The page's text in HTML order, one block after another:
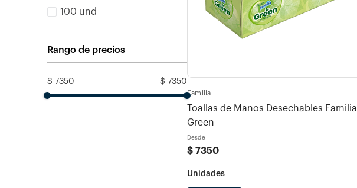
100 und
Rango de precios
$ 7350 $ 7350
Familia
Toallas de Manos Desechables Familia
Green
Desde
$ 7350